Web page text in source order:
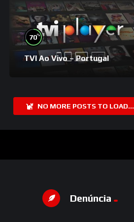
70%
TVI Ao Vivo – Portugal
NO MORE POSTS TO LOAD...
Denúncia